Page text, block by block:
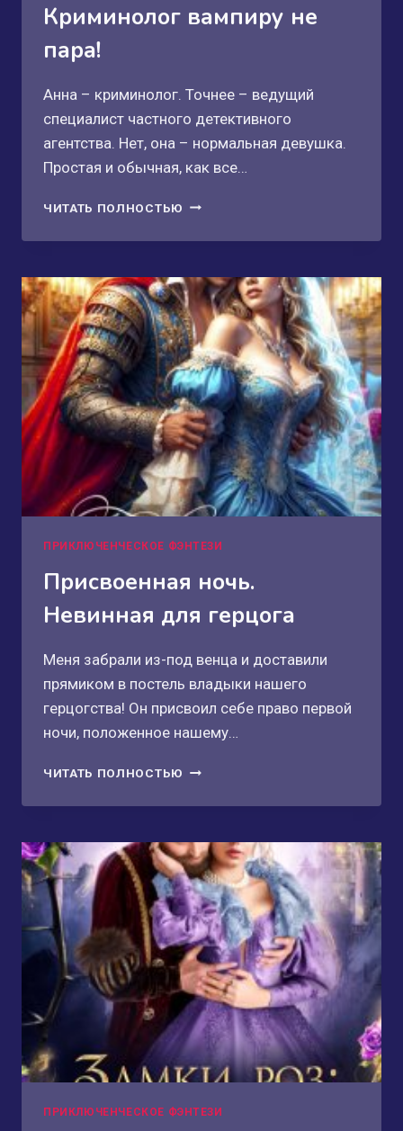
Криминолог вампиру не
пара!
Анна – криминолог. Точнее – ведущий
специалист частного детективного
агентства. Нет, она – нормальная девушка.
Простая и обычная, как все…
ЧИТАТЬ ПОЛНОСТЬЮ КРИМИНОЛОГ
НЕ
ПРИКЛЮЧЕНЧЕСКОЕ ФЭНТЕЗИ
Присвоенная ночь.
Невинная для герцога
Меня забрали из-под венца и доставили
прямиком в постель владыки нашего
герцогства! Он присвоил себе право первой
ночи, положенное нашему…
ЧИТАТЬ ПОЛНОСТЬЮ ПРИСВОЕННАЯ
НЕВИННАЯ
ГЕРЦОГА
ПРИКЛЮЧЕНЧЕСКОЕ ФЭНТЕЗИ